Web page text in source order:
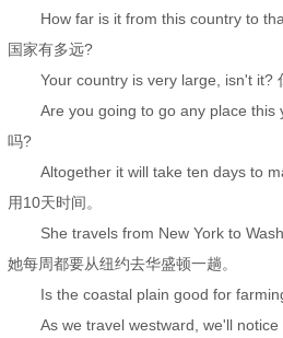
How far is it from this country to
国家有多远?
Your country is very large, isn't it?
Are you going to go any place this
吗?
Altogether it will take ten days to
用10天时间。
She travels from New York to
她每周都要从纽约去华盛顿一趟。
Is the coastal plain good for
As we travel westward, we'll